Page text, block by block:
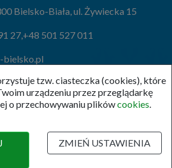
tzw. ciasteczka (cookies), które
urządzeniu przez przeglądarkę
o przechowywaniu plikówcookies.
ZMIEŃ USTAWIENIA
Bielsko-Biała, ul. Żywiecka 15
27,+48 501 527 011
bielsko.pl
88871-BEACD-19